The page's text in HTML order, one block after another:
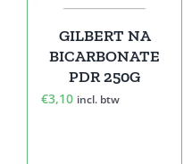
GILBERT NA
BICARBONATE
PDR 250G
€3,10 incl. btw